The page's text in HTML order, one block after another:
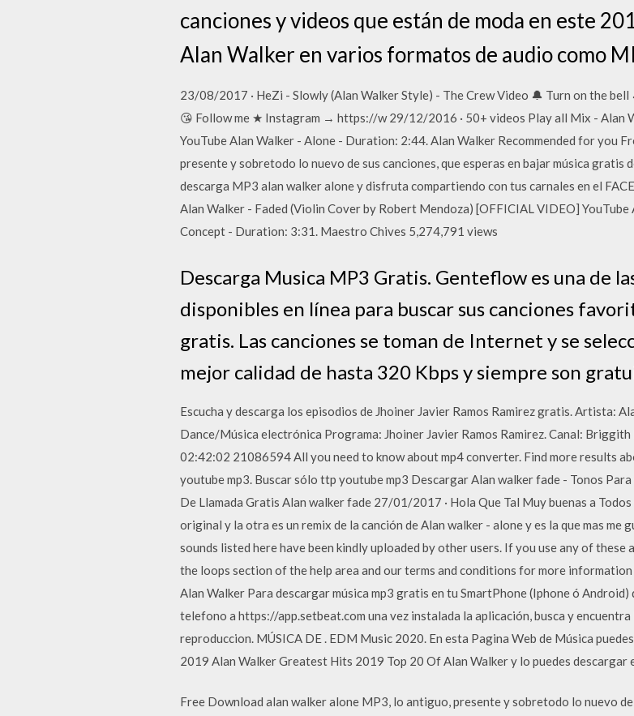
canciones y videos que están de moda en este
Alan Walker en varios formatos de audio como
23/08/2017 · HeZi - Slowly (Alan Walker Style) - The Crew Video 🔔 Turn on the
😘 Follow me ★ Instagram → https://w 29/12/2016 · 50+ videos Play all Mix - Alan
YouTube Alan Walker - Alone - Duration: 2:44. Alan Walker Recommended for you
presente y sobretodo lo nuevo de sus canciones, que esperas en bajar música gratis
descarga MP3 alan walker alone y disfruta compartiendo con tus carnales en el
Alan Walker - Faded (Violin Cover by Robert Mendoza) [OFFICIAL VIDEO]
Concept - Duration: 3:31. Maestro Chives 5,274,791 views
Descarga Musica MP3 Gratis. Genteflow es una de
disponibles en línea para buscar sus canciones
gratis. Las canciones se toman de Internet y se
mejor calidad de hasta 320 Kbps y siempre son
Escucha y descarga los episodios de Jhoiner Javier Ramos Ramirez gratis. Artista:
Dance/Música electrónica Programa: Jhoiner Javier Ramos Ramirez. Canal:
02:42:02 21086594 All you need to know about mp4 converter. Find more results
youtube mp3. Buscar sólo ttp youtube mp3 Descargar Alan walker fade - Tonos
De Llamada Gratis Alan walker fade 27/01/2017 · Hola Que Tal Muy buenas a
original y la otra es un remix de la canción de Alan walker - alone y es la que mas me
sounds listed here have been kindly uploaded by other users. If you use any of these
the loops section of the help area and our terms and conditions for more
Alan Walker Para descargar música mp3 gratis en tu SmartPhone (Iphone ó
telefono a https://app.setbeat.com una vez instalada la aplicación, busca y
reproduccion. MÚSICA DE . EDM Music 2020. En esta Pagina Web de Música
2019 Alan Walker Greatest Hits 2019 Top 20 Of Alan Walker y lo puedes descargar
Free Download alan walker alone MP3, lo antiguo, presente y sobretodo lo nuevo